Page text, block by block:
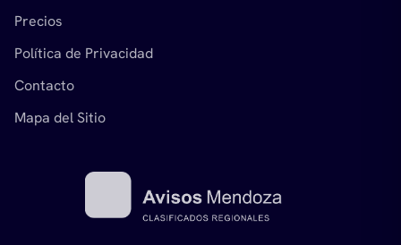
Precios
Política de Privacidad
Contacto
Mapa del Sitio